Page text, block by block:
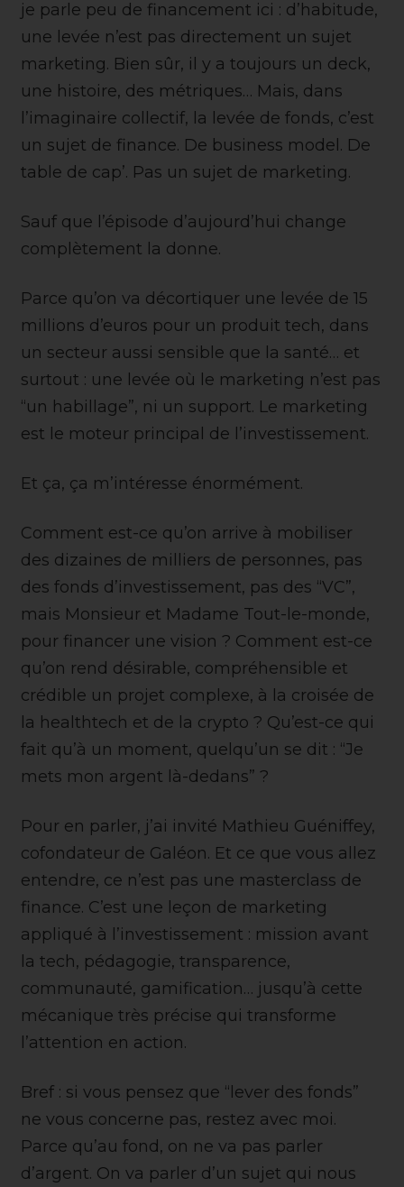
je parle peu de financement ici : d’habitude,
une levée n’est pas directement un sujet
marketing. Bien sûr, il y a toujours un deck,
une histoire, des métriques… Mais, dans
l’imaginaire collectif, la levée de fonds, c’est
un sujet de finance. De business model. De
table de cap’. Pas un sujet de marketing.
Sauf que l’épisode d’aujourd’hui change
complètement la donne.
Parce qu’on va décortiquer une levée de 15
millions d’euros pour un produit tech, dans
un secteur aussi sensible que la santé… et
surtout : une levée où le marketing n’est pas
“un habillage”, ni un support. Le marketing
est le moteur principal de l’investissement.
Et ça, ça m’intéresse énormément.
Comment est-ce qu’on arrive à mobiliser
des dizaines de milliers de personnes, pas
des fonds d’investissement, pas des “VC”,
mais Monsieur et Madame Tout-le-monde,
pour financer une vision ? Comment est-ce
qu’on rend désirable, compréhensible et
crédible un projet complexe, à la croisée de
la healthtech et de la crypto ? Qu’est-ce qui
fait qu’à un moment, quelqu’un se dit : “Je
mets mon argent là-dedans” ?
Pour en parler, j’ai invité Mathieu Guéniffey,
cofondateur de Galéon. Et ce que vous allez
entendre, ce n’est pas une masterclass de
finance. C’est une leçon de marketing
appliqué à l’investissement : mission avant
la tech, pédagogie, transparence,
communauté, gamification… jusqu’à cette
mécanique très précise qui transforme
l’attention en action.
Bref : si vous pensez que “lever des fonds”
ne vous concerne pas, restez avec moi.
Parce qu’au fond, on ne va pas parler
d’argent. On va parler d’un sujet qui nous